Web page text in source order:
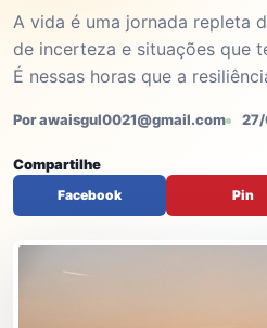
A vida é uma jornada repleta
de incerteza e situações que
É nessas horas que a
Por awaisgul0021@gmail.com
Compartilhe
Facebook Pin